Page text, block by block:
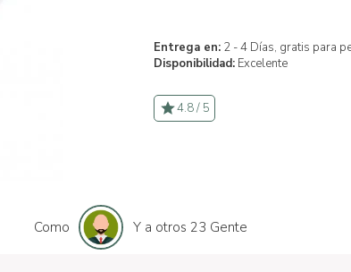
Entrega en: 2 - 4 Días, gratis para
Disponibilidad: Excelente
4.8 / 5
Como Y a otros 23 Gente